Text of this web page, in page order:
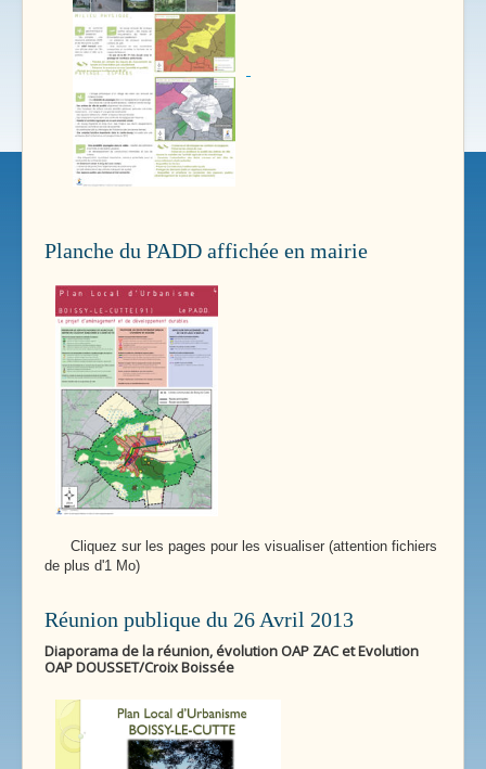
Planche du PADD affichée en mairie
Cliquez sur les pages pour les visualiser (attention fichiers
de plus d'1 Mo)
Réunion publique du 26 Avril 2013
Diaporama de la réunion, évolution OAP ZAC et Evolution
OAP DOUSSET/Croix Boissée